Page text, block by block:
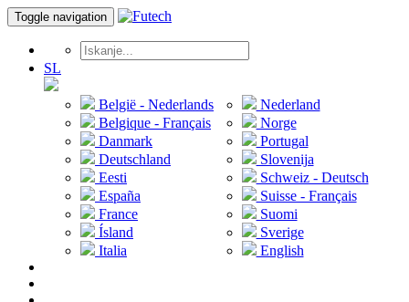
Toggle navigation
SL
België - Nederlands
Belgique - Français
Danmark
Deutschland
Eesti
España
France
Ísland
Italia
Nederland
Norge
Portugal
Slovenija
Schweiz - Deutsch
Suisse - Français
Suomi
Sverige
English